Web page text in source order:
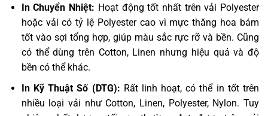
In Chuyển Nhiệt: Hoạt động tốt nhất trên vải Polyester
hoặc vải có tỷ lệ Polyester cao vì mực thăng hoa bám
tốt vào sợi tổng hợp, giúp màu sắc rực rỡ và bền. Cũng
có thể dùng trên Cotton, Linen nhưng hiệu quả và độ
bền có thể khác.
In Kỹ Thuật Số (DTG): Rất linh hoạt, có thể in tốt trên
nhiều loại vải như Cotton, Linen, Polyester, Nylon. Tuy